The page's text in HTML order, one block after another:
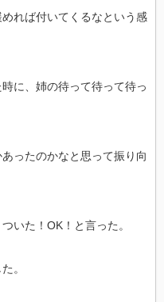
れば付いてくるなという感
に、姉の待って待って待っ
ったのかなと思って振り向
いた！OK！と言った。
。